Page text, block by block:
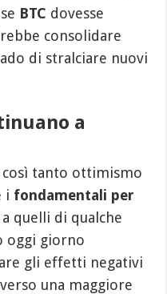
BTC dovesse
consolidare
di stralciare nuovi
a
così tanto ottimismo
i fondamentali per
quelli di qualche
oggi giorno
gli effetti negativi
una maggiore